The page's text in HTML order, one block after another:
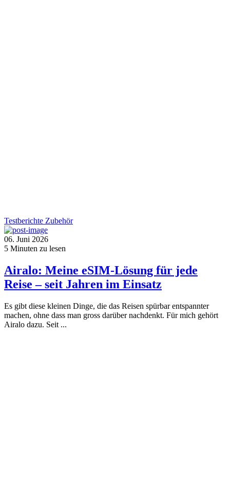
Testberichte Zubehör
06. Juni 2026
5 Minuten zu lesen
Airalo: Meine eSIM-Lösung für jede
Reise – seit Jahren im Einsatz
Es gibt diese kleinen Dinge, die das Reisen spürbar entspannter
machen, ohne dass man gross darüber nachdenkt. Für mich gehört
Airalo dazu. Seit ...